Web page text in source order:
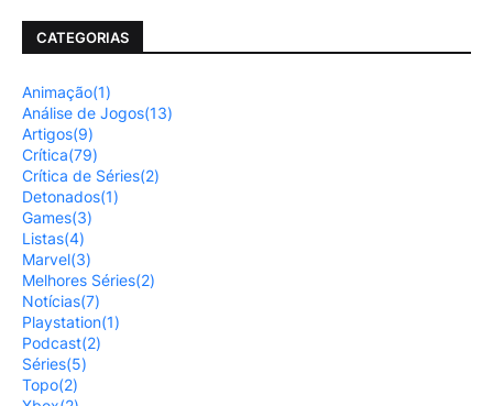
CATEGORIAS
Animação(1)
Análise de Jogos(13)
Artigos(9)
Crítica(79)
Crítica de Séries(2)
Detonados(1)
Games(3)
Listas(4)
Marvel(3)
Melhores Séries(2)
Notícias(7)
Playstation(1)
Podcast(2)
Séries(5)
Topo(2)